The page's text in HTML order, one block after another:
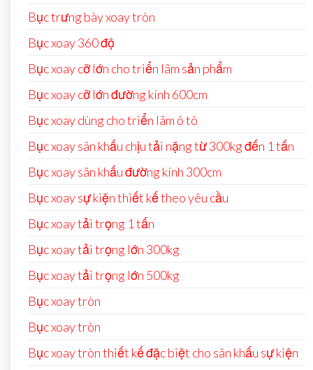
Bục trưng bày xoay tròn
Bục xoay 360 độ
Bục xoay cỡ lớn cho triển lãm sản phẩm
Bục xoay cỡ lớn đường kính 600cm
Bục xoay dùng cho triển lãm ô tô
Bục xoay sân khấu chịu tải nặng từ 300kg đến 1 tấn
Bục xoay sân khấu đường kính 300cm
Bục xoay sự kiện thiết kế theo yêu cầu
Bục xoay tải trọng 1 tấn
Bục xoay tải trọng lớn 300kg
Bục xoay tải trọng lớn 500kg
Bục xoay tròn
Bục xoay tròn
Bục xoay tròn thiết kế đặc biệt cho sân khấu sự kiện